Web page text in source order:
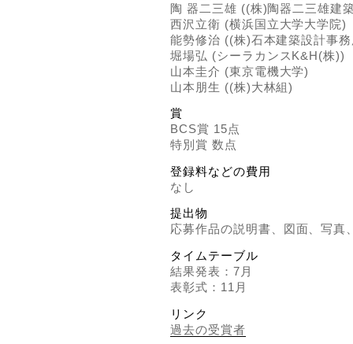
陶 器二三雄 ((株)陶器二三雄建
西沢立衛 (横浜国立大学大学院)
能勢修治 ((株)石本建築設計事
堀場弘 (シーラカンスK&H(株))
山本圭介 (東京電機大学)
山本朋生 ((株)大林組)
賞
BCS賞 15点
特別賞 数点
登録料などの費用
なし
提出物
応募作品の説明書、図面、写真
タイムテーブル
結果発表：7月
表彰式：11月
リンク
過去の受賞者